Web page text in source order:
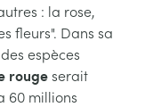
: la rose,
fleurs". Dans sa
espèces
rougeserait
60 millions